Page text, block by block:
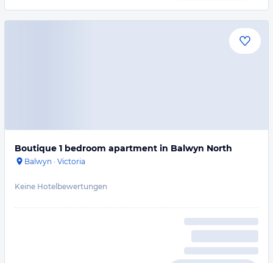
Boutique 1 bedroom apartment in Balwyn North
Balwyn · Victoria
Keine Hotelbewertungen